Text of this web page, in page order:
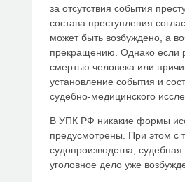
за отсутствия события
состава преступления
может быть возбуждено, а
прекращению. Однако если
смертью человека или
установление события и
судебно-медицинского
В УПК РФ никакие формы
предусмотрены. При этом с
судопроизводства, судебная
уголовное дело уже